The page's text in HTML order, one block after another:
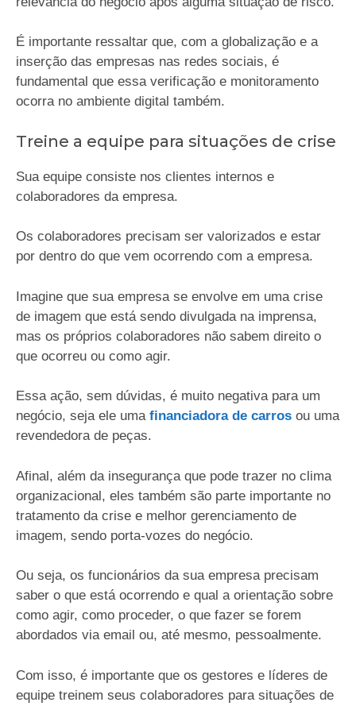
É importante ressaltar que, com a globalização e a
inserção das empresas nas redes sociais, é
fundamental que essa verificação e monitoramento
ocorra no ambiente digital também.
Treine a equipe para situações de crise
Sua equipe consiste nos clientes internos e
colaboradores da empresa.
Os colaboradores precisam ser valorizados e estar
por dentro do que vem ocorrendo com a empresa.
Imagine que sua empresa se envolve em uma crise
de imagem que está sendo divulgada na imprensa,
mas os próprios colaboradores não sabem direito o
que ocorreu ou como agir.
Essa ação, sem dúvidas, é muito negativa para um
negócio, seja ele uma financiadora de carros ou uma
revendedora de peças.
Afinal, além da insegurança que pode trazer no clima
organizacional, eles também são parte importante no
tratamento da crise e melhor gerenciamento de
imagem, sendo porta-vozes do negócio.
Ou seja, os funcionários da sua empresa precisam
saber o que está ocorrendo e qual a orientação sobre
como agir, como proceder, o que fazer se forem
abordados via email ou, até mesmo, pessoalmente.
Com isso, é importante que os gestores e líderes de
equipe treinem seus colaboradores para situações de